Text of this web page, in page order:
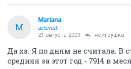
M
Mariana
activist
21 августа 2009 неигрушка
Да хз. Я по дням не считала. В
средняя за этот год - 7914 в